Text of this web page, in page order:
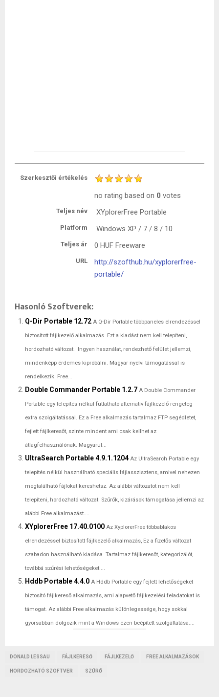
Szerkesztői értékelés
no rating based on 0 votes
Teljes név XYplorerFree Portable
Platform Windows XP / 7 / 8 / 10
Teljes ár 0 HUF Freeware
URL
http://szofthub.hu/xyplorerfree-
portable/
Hasonló Szoftverek:
Q-Dir Portable 12.72 A Q-Dir Portable többpaneles elrendezéssel
biztosított fájlkezelő alkalmazás. Ezt a kiadást nem kell telepíteni,
hordozható változat. Ingyen használat, rendezhető felület jellemzi,
mindenképp érdemes kipróbálni. Magyar nyelvi támogatással is
rendelkezik. Free...
Double Commander Portable 1.2.7 A Double Commander
Portable egy telepítés nélkül futtatható alternatív fájlkezelő rengeteg
extra szolgáltatással. Ez a Free alkalmazás tartalmaz FTP segédletet,
fejlett fájlkeresőt, szinte mindent ami csak kellhet az
átlagfelhasználónak. Magyarul...
UltraSearch Portable 4.9.1.1204 Az UltraSearch Portable egy
telepítés nélkül használható speciális fájlasszisztens, amivel nehezen
megtalálható fájlokat kereshetsz. Az alábbi változatot nem kell
telepíteni, hordozható változat. Szűrők, kizárások támogatása jellemzi az
alábbi Free alkalmazást....
XYplorerFree 17.40.0100 Az XyplorerFree többablakos
elrendezéssel biztosított fájlkezelő alkalmazás, Ez a fizetős változat
szabadon használható kiadása. Tartalmaz fájlkeresőt, kategorizálót,
továbbá szűrési lehetőségeket....
Hddb Portable 4.4.0 A Hddb Portable egy fejlett lehetőségeket
biztosító fájlkereső alkalmazás, ami alapvető fájlkezelési feladatokat is
támogat. Az alábbi Free alkalmazás különlegessége, hogy sokkal
gyorsabban dolgozik mint a Windows ezen beépített szolgáltatása....
DONALD LESSAU FÁJLKERESŐ FÁJLKEZELŐ FREE ALKALMAZÁSOK
HORDOZHATÓ SZOFTVER SZŰRŐ